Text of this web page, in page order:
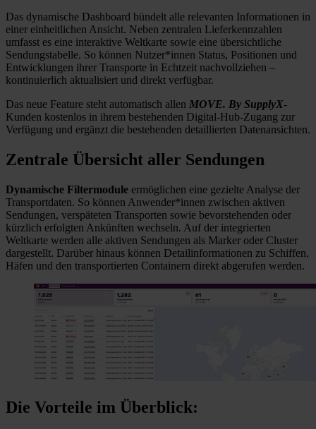
Das dynamische Dashboard bündelt alle relevanten Informationen in
einer einheitlichen Ansicht. Neben zentralen Lieferkennzahlen
umfasst es eine interaktive Weltkarte sowie eine übersichtliche
Sendungstabelle. So können Nutzer*innen Status, Positionen und
Entwicklungen ihrer Transporte in Echtzeit nachvollziehen –
kontinuierlich aktualisiert und direkt verfügbar.
Das neue Feature steht automatisch allen MOVE. By SupplyX-
Kunden kostenlos in ihrem bestehenden Digital-Hub-Zugang zur
Verfügung und ergänzt die bestehenden detaillierten Datenansichten.
Zentrale Übersicht aller Sendungen
Dynamische Filtermodule ermöglichen eine gezielte Analyse der
Transportdaten. So können Anwender*innen zwischen aktiven
Sendungen, verspäteten Transporten sowie bevorstehenden oder
kürzlich erfolgten Ankünften wechseln. Auf der integrierten
Weltkarte werden alle aktiven Sendungen als Marker oder Cluster
dargestellt. Darüber hinaus können Detailinformationen zu Schiffen,
Häfen und den transportierten Containern direkt abgerufen werden.
Die Vorteile im Überblick: